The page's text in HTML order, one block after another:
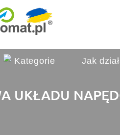
Kategorie Jak
UKŁADU